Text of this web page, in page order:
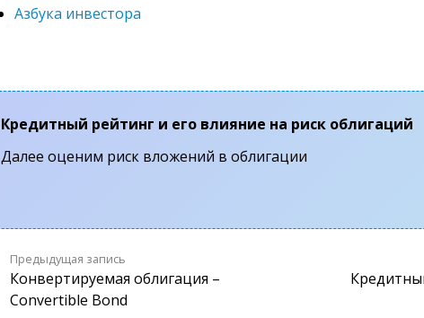
Азбука инвестора
Кредитный рейтинг и его влияние на риск облигаций
Далее оценим риск вложений в облигации
Предыдущая запись
Конвертируемая облигация –
Convertible Bond